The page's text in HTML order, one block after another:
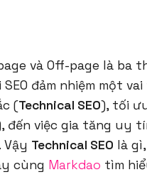
và Off-page là
đảm nhiệm một
(Technical SEO), tối
đến việc gia tăng uy
Technical SEO là
cùng Markdao tìm